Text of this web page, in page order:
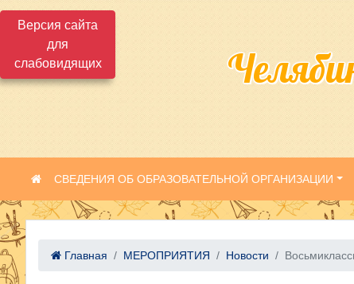
Версия сайта
для
слабовидящих
СВЕДЕНИЯ ОБ ОБРАЗОВАТЕЛЬНОЙ ОРГАНИЗАЦИИ
Главная МЕРОПРИЯТИЯ Новости